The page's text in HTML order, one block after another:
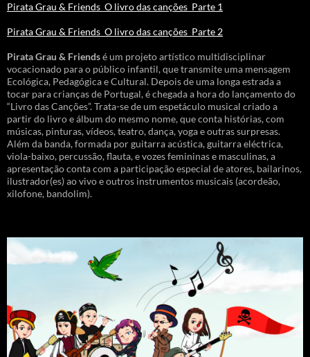
Pirata Grau & Friends_O livro das canções_Parte 1
Pirata Grau & Friends_O livro das canções_Parte 2
Pirata Grau & Friendsé um projeto artístico multidisciplinar
vocacionado para o público infantil, que transmite uma mensagem
Ecológica, Pedagógica e Cultural. Depois de uma longa estrada a
tocar para crianças de Portugal, é chegada a hora do lançamento do
“Livro das Canções”. Trata-se de um espetáculo musical criado a
partir do livro e álbum do mesmo nome, que conta histórias, com
músicas, pinturas, vídeos, teatro, dança, yoga e outras surpresas.
Além da banda, formada por guitarra acústica, guitarra eléctrica,
viola-baixo, percussão, flauta, e vozes femininas e masculinas, a
apresentação conta com a participação especial de atores, bailarinos,
ilustrador(es) ao vivo e outros instrumentos musicais (acordeão,
xilofone, bandolim).